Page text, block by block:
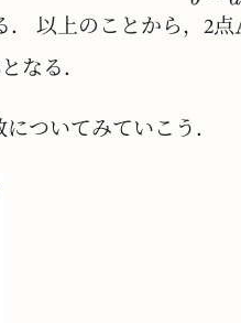
． 以上のことから，2点
なる．
ついてみていこう．